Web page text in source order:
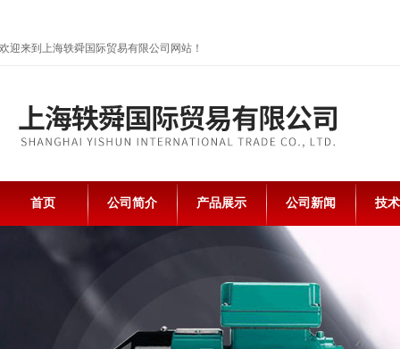
欢迎来到上海轶舜国际贸易有限公司网站！
首页 公司简介 产品展示 公司新闻 技